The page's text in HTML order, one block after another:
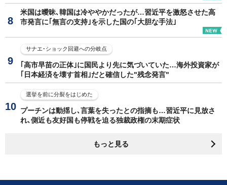
米国は曖昧､韓国は冷ややかだったが…習近平を激怒させた高
市発言に｢無言の支持｣を示した国の｢大胆な手法｣
サナエ･ショック回避への分岐点
｢高市早苗の正体｣に国民より先に気づいていた…海外投資家が
｢日本経済を壊す首相｣だと確信した"残念発言"
選挙を前に分裂をはじめた
プーチンは動揺し､言葉を失ったとの指摘も…習近平に見放さ
れ､側近も友好国も停戦を迫る独裁政権の末期症状
もっと見る